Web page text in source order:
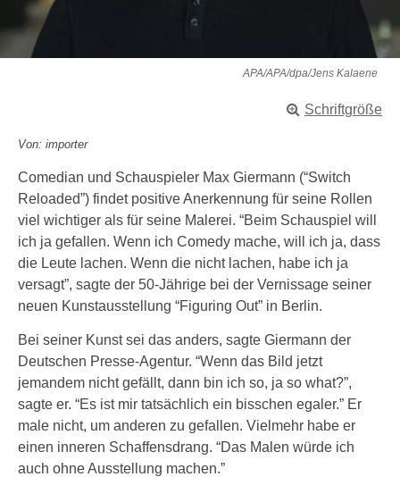
APA/APA/dpa/Jens Kalaene
Schriftgröße
Von: importer
Comedian und Schauspieler Max Giermann (“Switch
Reloaded”) findet positive Anerkennung für seine Rollen
viel wichtiger als für seine Malerei. “Beim Schauspiel will
ich ja gefallen. Wenn ich Comedy mache, will ich ja, dass
die Leute lachen. Wenn die nicht lachen, habe ich ja
versagt”, sagte der 50-Jährige bei der Vernissage seiner
neuen Kunstausstellung “Figuring Out” in Berlin.
Bei seiner Kunst sei das anders, sagte Giermann der
Deutschen Presse-Agentur. “Wenn das Bild jetzt
jemandem nicht gefällt, dann bin ich so, ja so what?”,
sagte er. “Es ist mir tatsächlich ein bisschen egaler.” Er
male nicht, um anderen zu gefallen. Vielmehr habe er
einen inneren Schaffensdrang. “Das Malen würde ich
auch ohne Ausstellung machen.”